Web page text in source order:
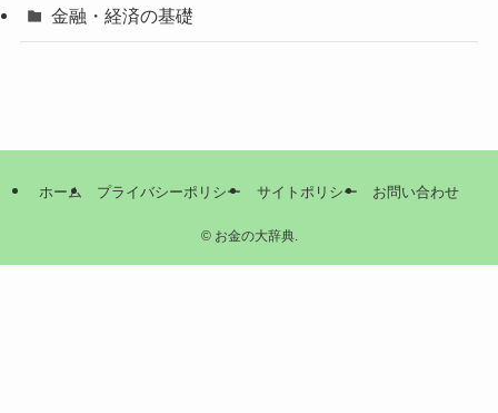
金融・経済の基礎
ホーム プライバシーポリシー サイトポリシー お問い合わせ
©お金の大辞典.